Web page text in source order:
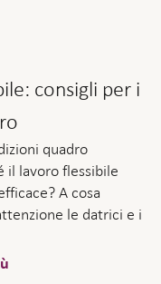
consigli per i
quadro
il lavoro flessibile
A cosa
le datrici e i